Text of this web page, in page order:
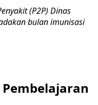
(P2P) Dinas
bulan imunisasi